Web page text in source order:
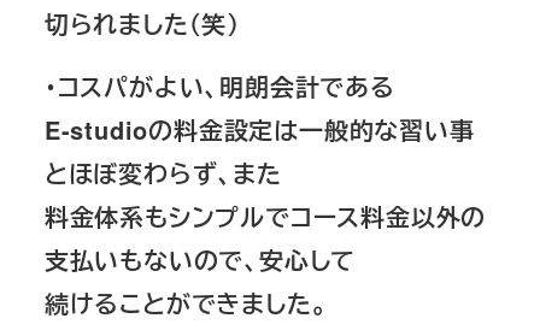
切られました（笑）
・コスパがよい、明朗会計である
E-studioの料金設定は一般的な習い事
とほぼ変わらず、また
料金体系もシンプルでコース料金以外の
支払いもないので、安心して
続けることができました。